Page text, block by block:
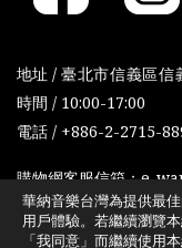
地址 / 臺北市信義區信
時間 / 10:00-17:00
電話 / +886-2-2715-
購物網客服信箱：e-
華納音樂台灣為提供最
用戶體驗。若繼續瀏覽
「我同意」而繼續使用